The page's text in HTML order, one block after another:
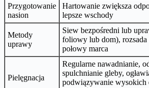
Przygotowanie
nasion
Hartowanie zwiększa
lepsze wschody
Metody
uprawy
Siew bezpośredni lub
foliowy lub dom), rozsada
połowy marca
Pielęgnacja
Regularne nawadnianie,
spulchnianie gleby,
podwiązywanie wysokich